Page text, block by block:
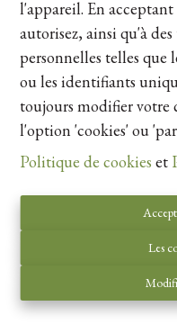
l'appareil. En
autorisez, ainsi qu'à
personnelles telles
ou les identifiants
toujours modifier votre
l'option 'cookies' ou
Politique de cookies et
Les
Appartement
Visésteenweg 43 4,
Prix sur demande